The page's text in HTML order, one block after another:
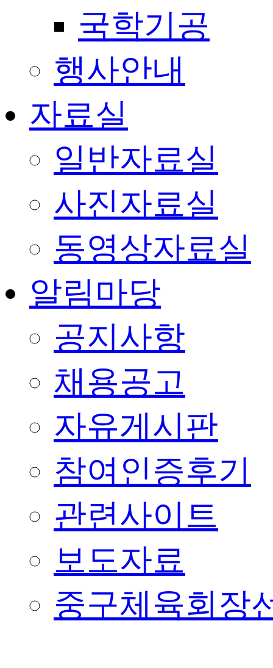
국학기공
행사안내
자료실
일반자료실
사진자료실
동영상자료실
알림마당
공지사항
채용공고
자유게시판
참여인증후기
관련사이트
보도자료
중구체육회장